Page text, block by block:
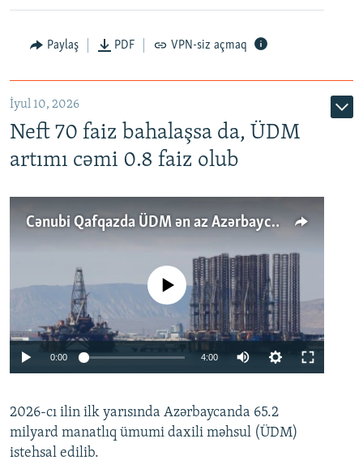
Paylaş PDF VPN-siz açmaq
İyul 10, 2026
Neft 70 faiz bahalaşsa da, ÜDM
artımı cəmi 0.8 faiz olub
Cənubi Qafqazda ÜDM ən az Azərbaycanda artır: Qonşuları niyə Bakını qabaqlaya bilir?
Auto 240p 360p 480p
No media source currently available
0:00 4:00
360p
480p
2026-cı ilin ilk yarısında Azərbaycanda 65.2
milyard manatlıq ümumi daxili məhsul (ÜDM)
istehsal edilib.